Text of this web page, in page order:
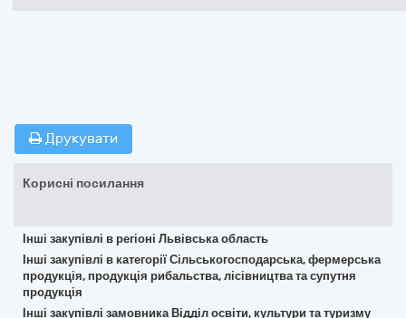
Друкувати
Корисні посилання
Інші закупівлі в регіоні Львівська область
Інші закупівлі в категорії Сільськогосподарська, фермерська
продукція, продукція рибальства, лісівництва та супутня
продукція
Інші закупівлі замовника Відділ освіти, культури та туризму